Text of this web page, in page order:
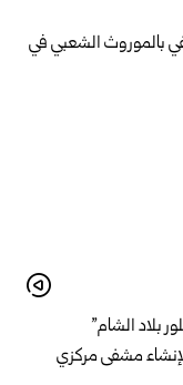
بلاد الشام”